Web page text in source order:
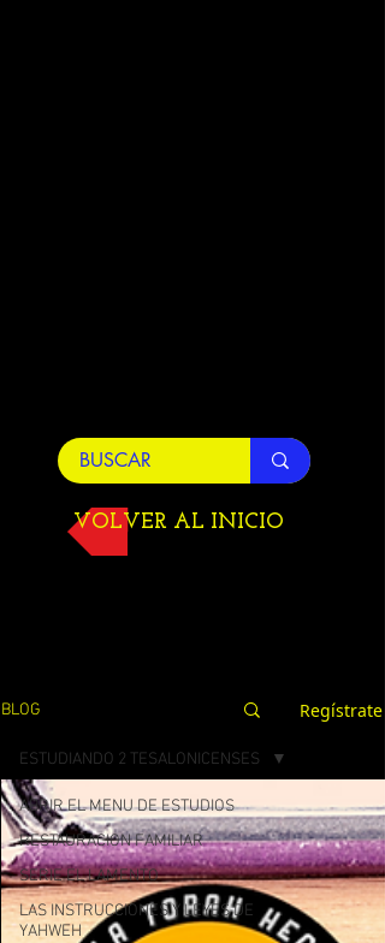
VOLVER AL INICIO
BLOG Regístrate
ABRIR EL MENU DE ESTUDIOS
RESTAURACION FAMILIAR
SERIE EL LAMENTO
LAS INSTRUCCIONES Y LEYES DE
YAHWEH
ESTUDIANDO 2 TESALONICENSES